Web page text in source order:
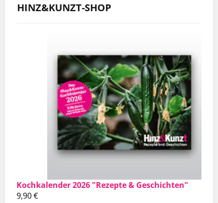
HINZ&KUNZT-SHOP
Kochkalender 2026 "Rezepte & Geschichten"
9,90€